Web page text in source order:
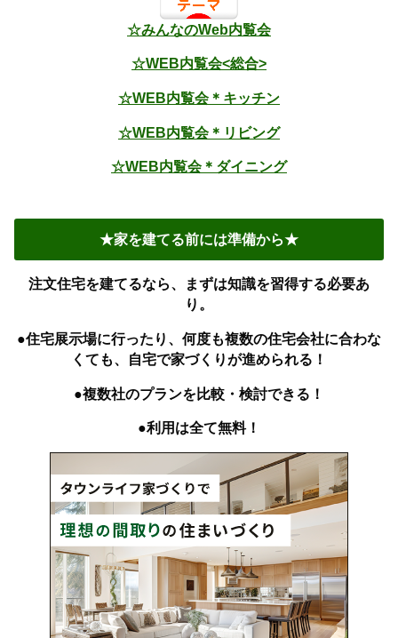
☆みんなのWeb内覧会
☆WEB内覧会<総合>
☆WEB内覧会＊キッチン
☆WEB内覧会＊リビング
☆WEB内覧会＊ダイニング
★家を建てる前には準備から★
注文住宅を建てるなら、まずは知識を習得する必要あ
り。
●住宅展示場に行ったり、何度も複数の住宅会社に合わな
くても、自宅で家づくりが進められる！
●複数社のプランを比較・検討できる！
●利用は全て無料！